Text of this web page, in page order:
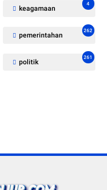
keagamaan
4
pemerintahan
262
politik
261